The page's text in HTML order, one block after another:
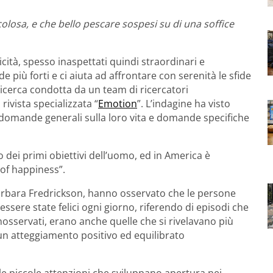
e che bello pescare sospesi su di una soffice
spesso inaspettati quindi straordinari e
più forti e ci aiuta ad affrontare con serenità le sfide
condotta da un team di ricercatori
specializzata “Emotion”. L’indagine ha visto
generali sulla loro vita e domande specifiche
primi obiettivi dell’uomo, ed in America è
happiness”.
Fredrickson, hanno osservato che le persone
state felici ogni giorno, riferendo di episodi che
erano anche quelle che si rivelavano più
atteggiamento positivo ed equilibrato